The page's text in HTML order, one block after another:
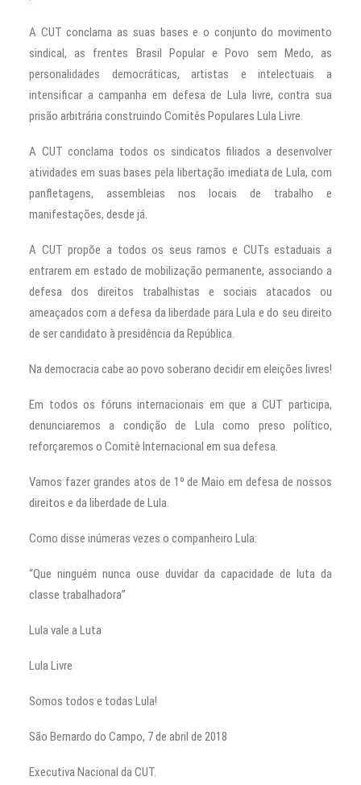
A CUT conclama as suas bases e o conjunto do movimento
sindical, as frentes Brasil Popular e Povo sem Medo, as
personalidades democráticas, artistas e intelectuais a
intensificar a campanha em defesa de Lula livre, contra sua
prisão arbitrária construindo Comitês Populares Lula Livre.
A CUT conclama todos os sindicatos filiados a desenvolver
atividades em suas bases pela libertação imediata de Lula, com
panfletagens, assembleias nos locais de trabalho e
manifestações, desde já.
A CUT propõe a todos os seus ramos e CUTs estaduais a
entrarem em estado de mobilização permanente, associando a
defesa dos direitos trabalhistas e sociais atacados ou
ameaçados com a defesa da liberdade para Lula e do seu direito
de ser candidato à presidência da República.
Na democracia cabe ao povo soberano decidir em eleições livres!
Em todos os fóruns internacionais em que a CUT participa,
denunciaremos a condição de Lula como preso político,
reforçaremos o Comitê Internacional em sua defesa.
Vamos fazer grandes atos de 1º de Maio em defesa de nossos
direitos e da liberdade de Lula.
Como disse inúmeras vezes o companheiro Lula:
“Que ninguém nunca ouse duvidar da capacidade de luta da
classe trabalhadora”
Lula vale a Luta
Lula Livre
Somos todos e todas Lula!
São Bernardo do Campo, 7 de abril de 2018
Executiva Nacional da CUT.